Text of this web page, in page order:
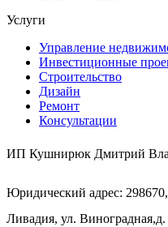
Услуги
Управление
Инвестиционные
Строительство
Дизайн
Ремонт
Консультации
ИП Кушнирюк Дмитрий
Юридический адрес:
Ливадия, ул.